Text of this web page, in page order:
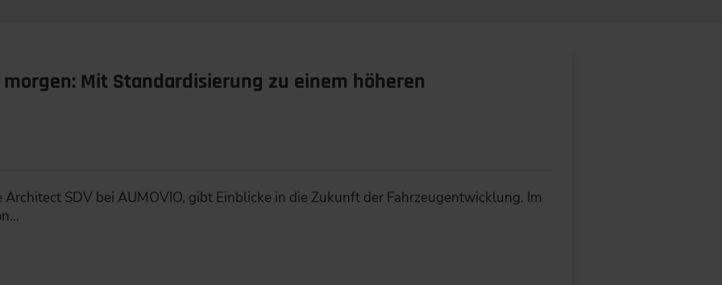
Mit Standardisierung zu einem höheren
SDV bei AUMOVIO, gibt Einblicke in die Zukunft der Fahrzeugentwicklung. Im